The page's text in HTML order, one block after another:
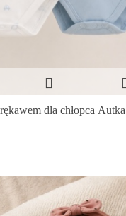
dla chłopca Autka